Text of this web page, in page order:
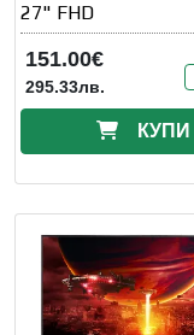
27" FHD
151.00€
295.33лв.
КУПИ